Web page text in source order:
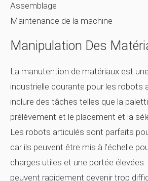
Assemblage
Maintenance de la machine
Manipulation Des
La manutention de matériaux est
industrielle courante pour les robots
inclure des tâches telles que la
prélèvement et le placement et la
Les robots articulés sont parfaits
car ils peuvent être mis à l'échelle
charges utiles et une portée
peuvent rapidement devenir trop